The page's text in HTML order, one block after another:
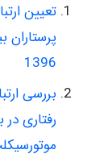
تعیین
پرستاران
1396
بررسی
رفتاری